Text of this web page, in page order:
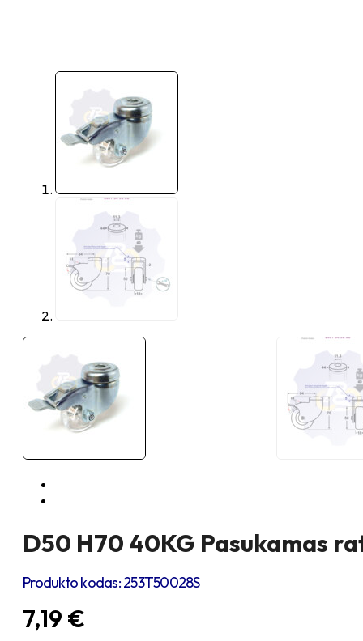
D50 H70 40KG Pasukamas
Produkto kodas:253T50028S
7,19 €